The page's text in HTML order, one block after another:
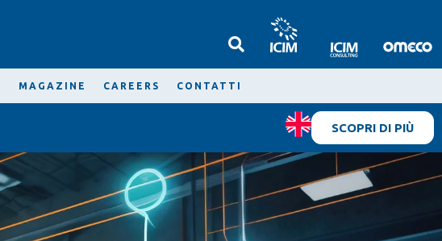
MAGAZINE CAREERS CONTATTI
SCOPRI DI PIÙ